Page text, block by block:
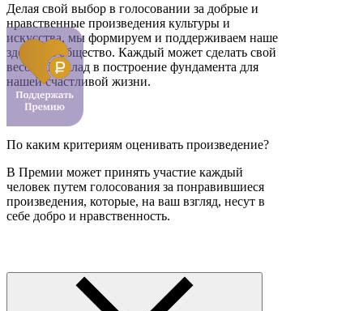
Делая свой выбор в голосовании за добрые и
нравственные произведения культуры и
искусства, мы формируем и поддерживаем наше
здоровое общество. Каждый может сделать свой
весомый вклад в построение фундамента для
нашей счастливой жизни.
По каким критериям оценивать произведение?
В Премии может принять участие каждый
человек путем голосования за понравившиеся
произведения, которые, на ваш взгляд, несут в
себе добро и нравственность.